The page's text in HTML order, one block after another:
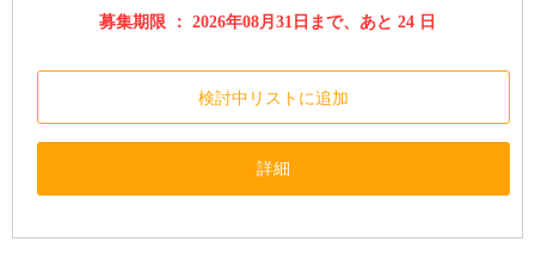
募集期限 ： 2026年08月31日まで、あと 24 日
検討中リストに追加
詳細